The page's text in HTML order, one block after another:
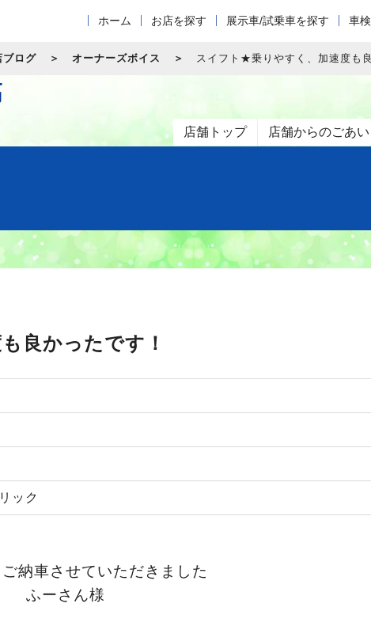
ホーム お店を探す 展示車/試乗車を探す 車
ブログ オーナーズボイス スイフト★乗りやすく、加速度も
店舗トップ 店舗からのごあ
良かったです！
ック
納車させていただきました
ふーさん様